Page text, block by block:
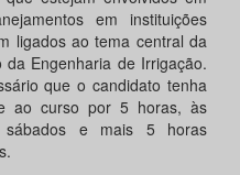
em instituições
ligados ao tema central da
Engenharia de Irrigação.
que o candidato tenha
ao curso por 5 horas, às
sábados e mais 5 horas